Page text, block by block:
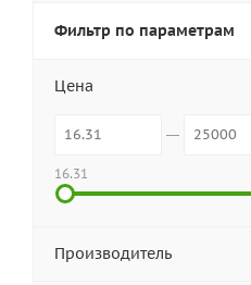
Фильтр по параметрам
Цена
16.31
Производитель